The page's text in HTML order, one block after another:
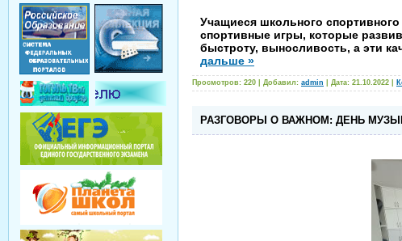
Учащиеся школьного
спортивные игры, которые
быстроту, выносливость, а эти
дальше »
Просмотров: 220 | Добавил: admin | Дата: 21.10.2022
РАЗГОВОРЫ О ВАЖНОМ: ДЕНЬ